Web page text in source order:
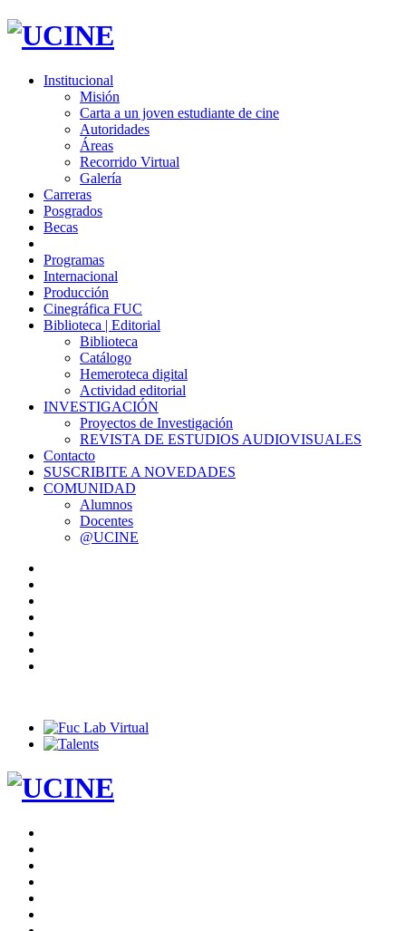
Institucional
Misión
Carta a un joven estudiante de cine
Autoridades
Áreas
Recorrido Virtual
Galería
Carreras
Posgrados
Becas
Programas
Internacional
Producción
Cinegráfica FUC
Biblioteca | Editorial
Biblioteca
Catálogo
Hemeroteca digital
Actividad editorial
INVESTIGACIÓN
Proyectos de Investigación
REVISTA DE ESTUDIOS AUDIOVISUALES
Contacto
SUSCRIBITE A NOVEDADES
COMUNIDAD
Alumnos
Docentes
@UCINE